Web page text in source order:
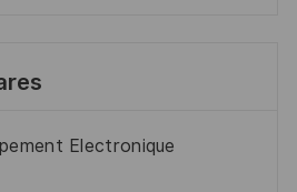
Electronique